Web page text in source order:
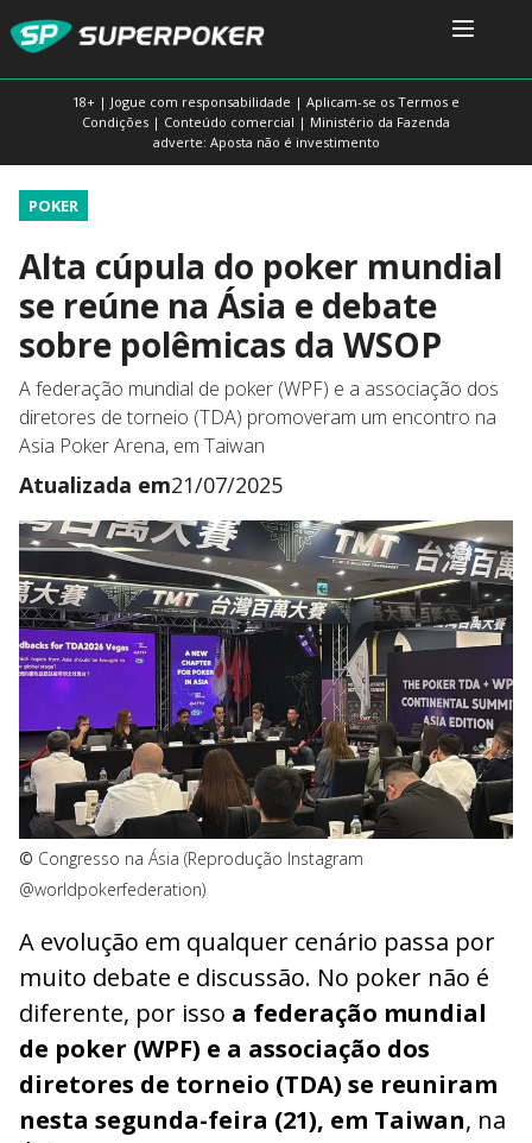
18+ | Jogue com responsabilidade | Aplicam-se os Termos e
Condições | Conteúdo comercial | Ministério da Fazenda
adverte: Aposta não é investimento
POKER
Alta cúpula do poker mundial
se reúne na Ásia e debate
sobre polêmicas da WSOP
A federação mundial de poker (WPF) e a associação dos
diretores de torneio (TDA) promoveram um encontro na
Asia Poker Arena, em Taiwan
Atualizada em21/07/2025
© Congresso na Ásia (Reprodução Instagram
@worldpokerfederation)
A evolução em qualquer cenário passa por
muito debate e discussão. No poker não é
diferente, por isso a federação mundial
de poker (WPF) e a associação dos
diretores de torneio (TDA) se reuniram
nesta segunda-feira (21), em Taiwan, na